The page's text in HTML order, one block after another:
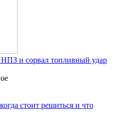
и сорвал топливный удар
стоит решиться и что